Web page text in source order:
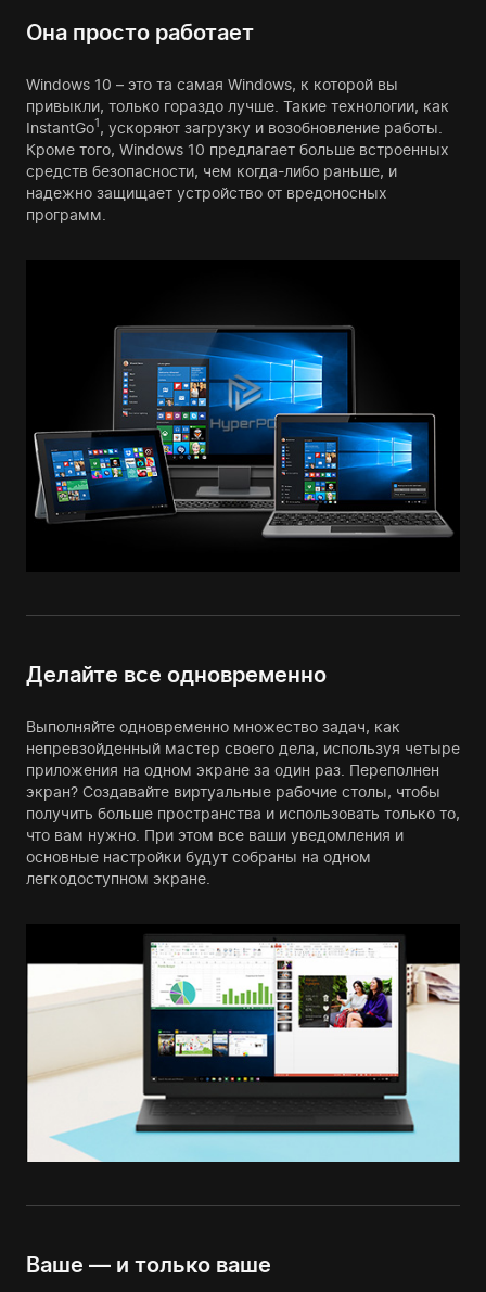
Она просто работает
Windows 10 – это та самая Windows, к которой вы
привыкли, только гораздо лучше. Такие технологии, как
InstantGo1 , ускоряют загрузку и возобновление работы.
Кроме того, Windows 10 предлагает больше встроенных
средств безопасности, чем когда-либо раньше, и
надежно защищает устройство от вредоносных
программ.
Делайте все одновременно
Выполняйте одновременно множество задач, как
непревзойденный мастер своего дела, используя четыре
приложения на одном экране за один раз. Переполнен
экран? Создавайте виртуальные рабочие столы, чтобы
получить больше пространства и использовать только то,
что вам нужно. При этом все ваши уведомления и
основные настройки будут собраны на одном
легкодоступном экране.
Ваше — и только ваше